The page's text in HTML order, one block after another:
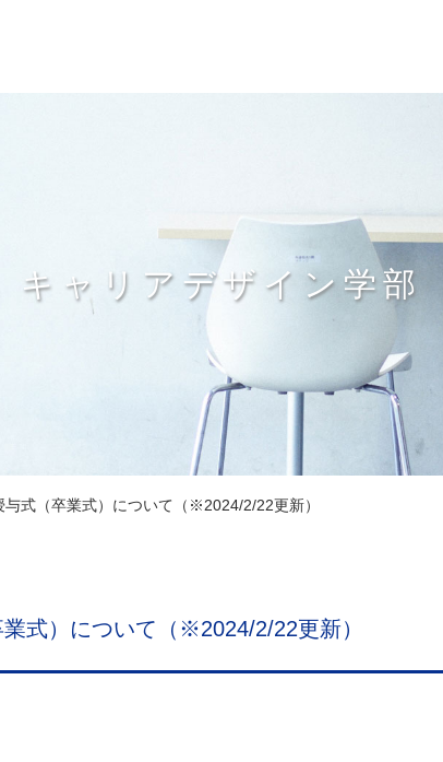
キャリアデザイン学部
与式（卒業式）について（※2024/2/22更新）
式）について（※2024/2/22更新）